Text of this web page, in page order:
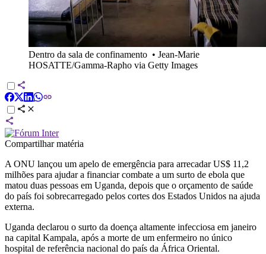
Dentro da sala de confinamento • Jean-Marie
HOSATTE/Gamma-Rapho via Getty Images
Compartilhar matéria
A ONU lançou um apelo de emergência para arrecadar US$ 11,2
milhões para ajudar a financiar combate a um surto de ebola que
matou duas pessoas em Uganda, depois que o orçamento de saúde
do país foi sobrecarregado pelos cortes dos Estados Unidos na ajuda
externa.
Uganda declarou o surto da doença altamente infecciosa em janeiro
na capital Kampala, após a morte de um enfermeiro no único
hospital de referência nacional do país da África Oriental.